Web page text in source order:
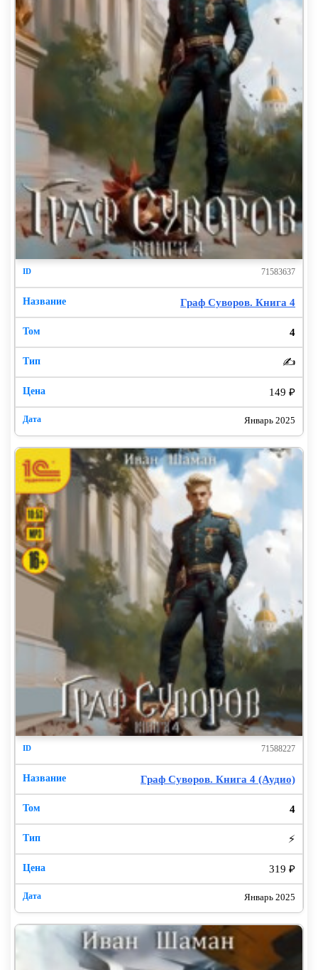
71583637
Граф Суворов. Книга 4
4
✍️
149 ₽
Январь 2025
71588227
Граф Суворов. Книга 4 (Аудио)
4
⚡
319 ₽
Январь 2025